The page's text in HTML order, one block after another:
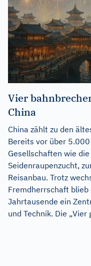
Vier
China
China zählt zu den
Bereits vor über
Gesellschaften wie
Seidenraupenzucht,
Reisanbau. Trotz
Fremdherrschaft
Jahrtausende ein
und Technik. Die „Vier